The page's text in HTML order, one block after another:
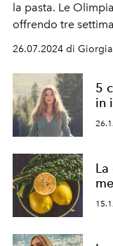
la pasta. Le
offrendo tre
nuove discipline e
solo: la cucina e
cruciale nella loro
alimentari degli
preferenze degli
Olimpiadi 2024.
26.07.2024 di
5
in